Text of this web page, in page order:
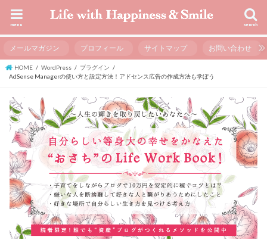
search
menu
メールマガジン プロフィール サイトマップ お問い合わせ
HOME WordPress
プラグイン
AdSense Managerの使い方と設定方法！アドセンス広告の作成方法も学ぼう